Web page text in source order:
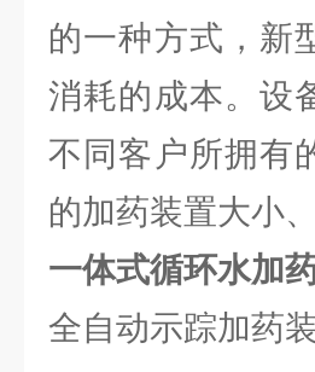
的一种方式，新
消耗的成本。设
不同客户所拥有
的加药装置大小
一体式循环水加
全自动示踪加药